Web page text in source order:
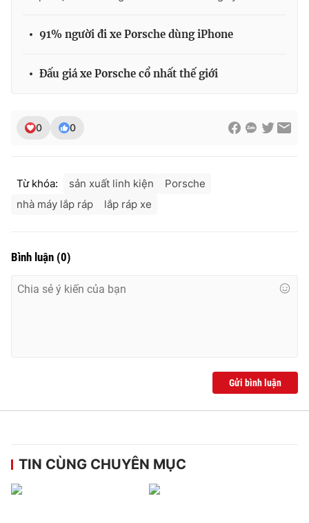
toasoan@vtv.vn
thuận bằng văn bản. Ghi rõ nguồn VTV.vn khi phát hành lại
91% người đi xe Porsche dùng iPhone
Đấu giá xe Porsche cổ nhất thế giới
0 0
Từ khóa: sản xuất linh kiện
Porsche
nhà máy lắp ráp
lắp ráp xe
Bình luận (0)
Gửi bình luận
TIN CÙNG CHUYÊN MỤC